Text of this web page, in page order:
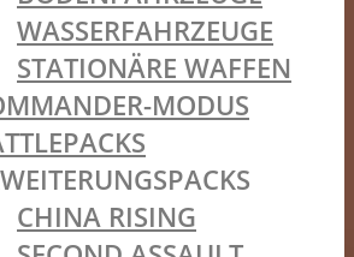
WASSERFAHRZEUGE
STATIONÄRE WAFFEN
MODUS
CHINA RISING